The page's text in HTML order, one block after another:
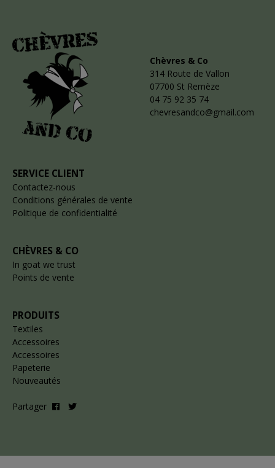
Chèvres & Co
314 Route de Vallon
07700 St Remèze
04 75 92 35 74
chevresandco@gmail.com
SERVICE CLIENT
Contactez-nous
Conditions générales de vente
Politique de confidentialité
CHÈVRES & CO
In goat we trust
Points de vente
PRODUITS
Textiles
Accessoires
Accessoires
Papeterie
Nouveautés
Partager